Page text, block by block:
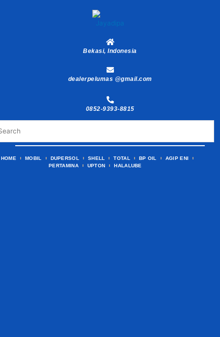
Bekasi, Indonesia
dealerpelumas @gmail.com
0852-9393-8815
HOME MOBIL DUPERSOL SHELL TOTAL BP OIL
AGIP ENI
PERTAMINA
UPTON HALALUBE